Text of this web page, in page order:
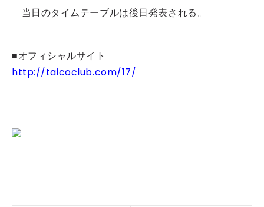
当日のタイムテーブルは後日発表される。
■オフィシャルサイト
http://taicoclub.com/17/